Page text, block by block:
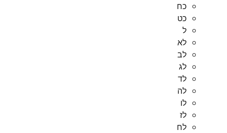
כח
כט
ל
לא
לב
לג
לד
לה
לו
לז
לח